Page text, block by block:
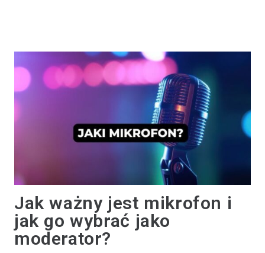
Jak ważny jest mikrofon i
jak go wybrać jako
moderator?